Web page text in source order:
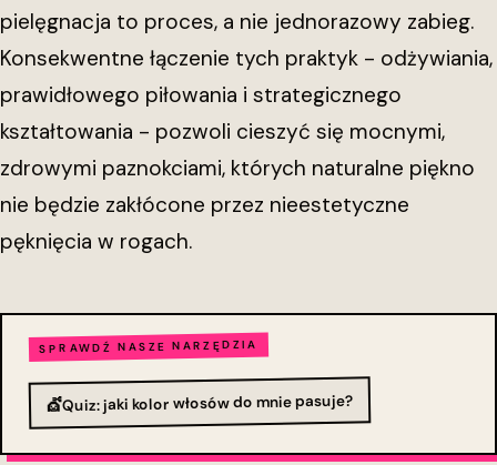
pielęgnacja to proces, a nie jednorazowy zabieg.
Konsekwentne łączenie tych praktyk - odżywiania,
prawidłowego piłowania i strategicznego
kształtowania - pozwoli cieszyć się mocnymi,
zdrowymi paznokciami, których naturalne piękno
nie będzie zakłócone przez nieestetyczne
pęknięcia w rogach.
SPRAWDŹ NASZE NARZĘDZIA
💇Quiz: jaki kolor włosów do mnie pasuje?